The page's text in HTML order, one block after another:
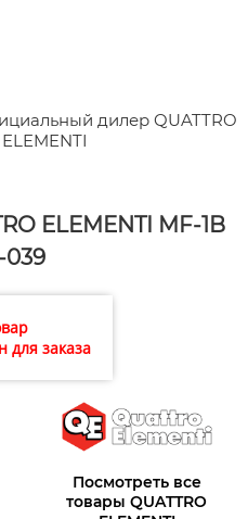
дилер QUATTRO
ELEMENTI
ELEMENTI MF-1B
039
для заказа
Посмотреть все
товары QUATTRO